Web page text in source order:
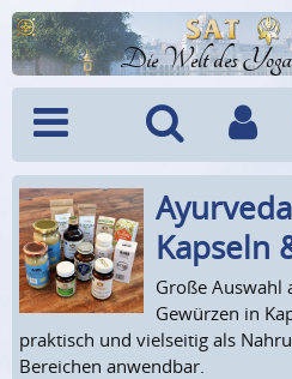
Die Welt des
Menü Suche
Kapseln
Große Auswahl
Gewürzen in
praktisch und vielseitig als
Bereichen anwendbar.